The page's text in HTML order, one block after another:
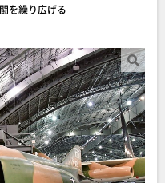
を繰り広げる